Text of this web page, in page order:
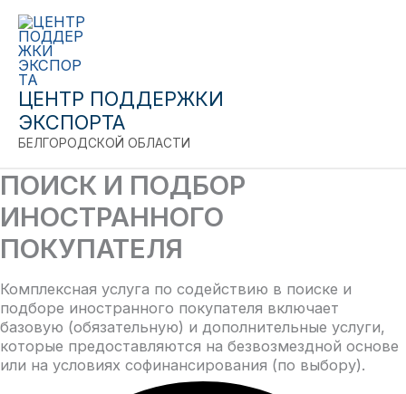
Перейти
содержимому
ЦЕНТР ПОДДЕРЖКИ
ЭКСПОРТА
БЕЛГОРОДСКОЙ ОБЛАСТИ
ПОИСК И ПОДБОР
ИНОСТРАННОГО
ПОКУПАТЕЛЯ
Комплексная услуга по содействию в поиске и
подборе иностранного покупателя включает
базовую (обязательную) и дополнительные услуги,
которые предоставляются на безвозмездной основе
или на условиях софинансирования (по выбору).